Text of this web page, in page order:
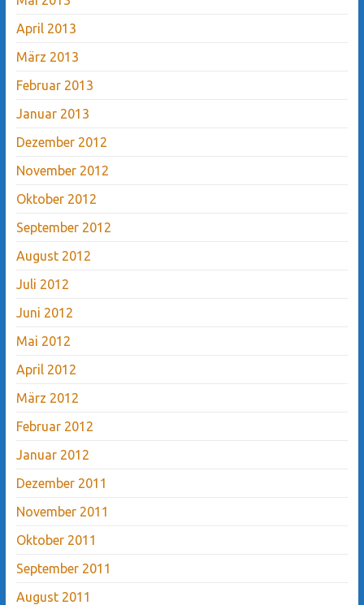
April 2013
März 2013
Februar 2013
Januar 2013
Dezember 2012
November 2012
Oktober 2012
September 2012
August 2012
Juli 2012
Juni 2012
Mai 2012
April 2012
März 2012
Februar 2012
Januar 2012
Dezember 2011
November 2011
Oktober 2011
September 2011
August 2011